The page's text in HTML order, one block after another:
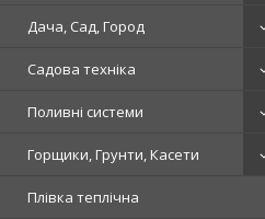
Дача, Сад, Город
Садова техніка
Поливні системи
Горщики, Грунти, Касети
Плівка теплічна